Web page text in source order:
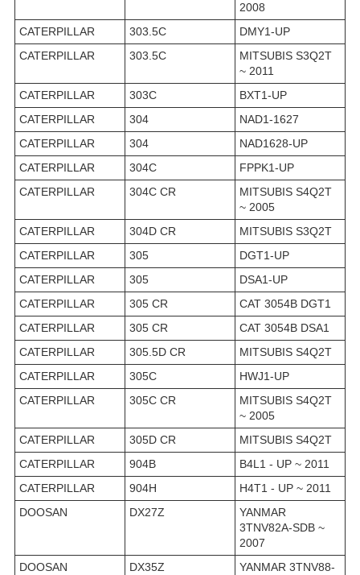
2008
CATERPILLAR
303.5C
DMY1-UP
CATERPILLAR
303.5C
MITSUBIS S3Q2T
~ 2011
CATERPILLAR
303C
BXT1-UP
CATERPILLAR
304
NAD1-1627
CATERPILLAR
304
NAD1628-UP
CATERPILLAR
304C
FPPK1-UP
CATERPILLAR
304C CR
MITSUBIS S4Q2T
~ 2005
CATERPILLAR
304D CR
MITSUBIS S3Q2T
CATERPILLAR
305
DGT1-UP
CATERPILLAR
305
DSA1-UP
CATERPILLAR
305 CR
CAT 3054B DGT1
CATERPILLAR
305 CR
CAT 3054B DSA1
CATERPILLAR
305.5D CR
MITSUBIS S4Q2T
CATERPILLAR
305C
HWJ1-UP
CATERPILLAR
305C CR
MITSUBIS S4Q2T
~ 2005
CATERPILLAR
305D CR
MITSUBIS S4Q2T
CATERPILLAR
904B
B4L1 - UP ~ 2011
CATERPILLAR
904H
H4T1 - UP ~ 2011
DOOSAN
DX27Z
YANMAR
3TNV82A-SDB ~
2007
DOOSAN
DX35Z
YANMAR 3TNV88-